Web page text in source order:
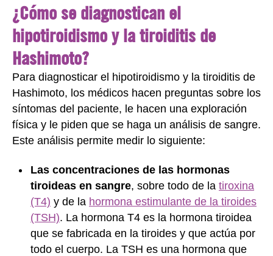
¿Cómo se diagnostican el
hipotiroidismo y la tiroiditis de
Hashimoto?
Para diagnosticar el hipotiroidismo y la tiroiditis de
Hashimoto, los médicos hacen preguntas sobre los
síntomas del paciente, le hacen una exploración
física y le piden que se haga un análisis de sangre.
Este análisis permite medir lo siguiente:
Las concentraciones de las hormonas
tiroideas en sangre, sobre todo de la tiroxina
(T4) y de la hormona estimulante de la tiroides
(TSH). La hormona T4 es la hormona tiroidea
que se fabricada en la tiroides y que actúa por
todo el cuerpo. La TSH es una hormona que